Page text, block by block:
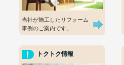
当社が施工したリフォーム
事例のご案内です。
トクトク情報